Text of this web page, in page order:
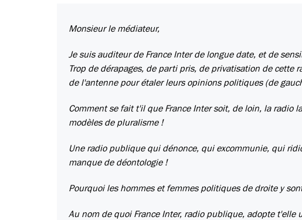
Monsieur le médiateur,
Je suis auditeur de France Inter de longue date, et de
Trop de dérapages, de parti pris, de privatisation de
de l'antenne pour étaler leurs opinions politiques (de
Comment se fait t'il que France Inter soit, de loin, la radio
modèles de pluralisme !
Une radio publique qui dénonce, qui excommunie, qui
manque de déontologie !
Pourquoi les hommes et femmes politiques de droite y
Au nom de quoi France Inter, radio publique, adopte t'elle